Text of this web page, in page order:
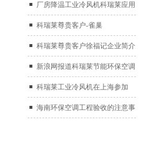
厂房降温工业冷风机科瑞莱应用
于广州制鞋厂
科瑞莱尊贵客户-雀巢
科瑞莱尊贵客户徐福记企业简介
新浪网报道科瑞莱节能环保空调
扇
科瑞莱工业冷风机在上海参加
2017中国制冷展
海南环保空调工程验收的注意事